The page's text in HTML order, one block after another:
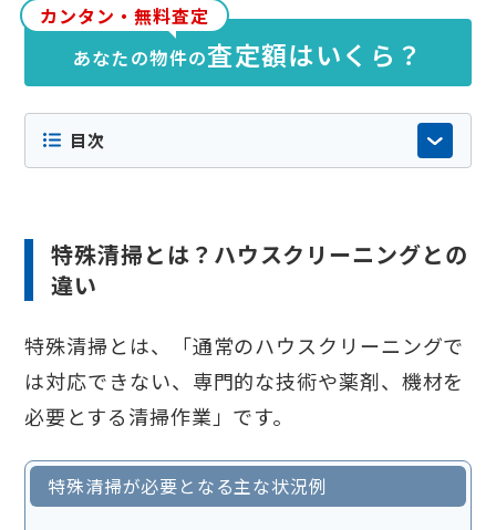
カンタン・無料査定
あなたの物件の査定額はいくら？
目次
特殊清掃とは？ハウスクリーニングとの
違い
特殊清掃とは、「通常のハウスクリーニングで
は対応できない、専門的な技術や薬剤、機材を
必要とする清掃作業」です。
特殊清掃が必要となる主な状況例